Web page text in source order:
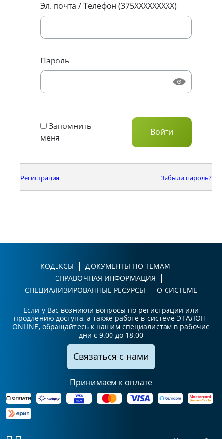
Эл. почта / Телефон (375XXXXXXXXX)
Пароль
Запомнить
меня
Регистрация Забыли пароль?
КОДЕКСЫ
ДОКУМЕНТЫ ПО ТЕМАМ
СПРАВОЧНАЯ ИНФОРМАЦИЯ
СПЕЦИАЛИЗИРОВАННЫЕ РЕСУРСЫ
О СИСТЕМЕ
Если у Вас возникли вопросы по регистрации или
продлению доступа, а также работе в системе ЭТАЛОН-
ONLINE, обращайтесь к нашим специалистам в рабочие
дни с 9.00 до 18.00
Связаться с нами
Принимаем к оплате